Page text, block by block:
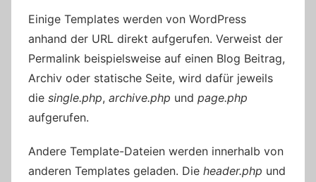
Einige Templates werden von WordPress
anhand der URL direkt aufgerufen. Verweist der
Permalink beispielsweise auf einen Blog Beitrag,
Archiv oder statische Seite, wird dafür jeweils
die single.php, archive.php und page.php
aufgerufen.
Andere Template-Dateien werden innerhalb von
anderen Templates geladen. Die header.php und